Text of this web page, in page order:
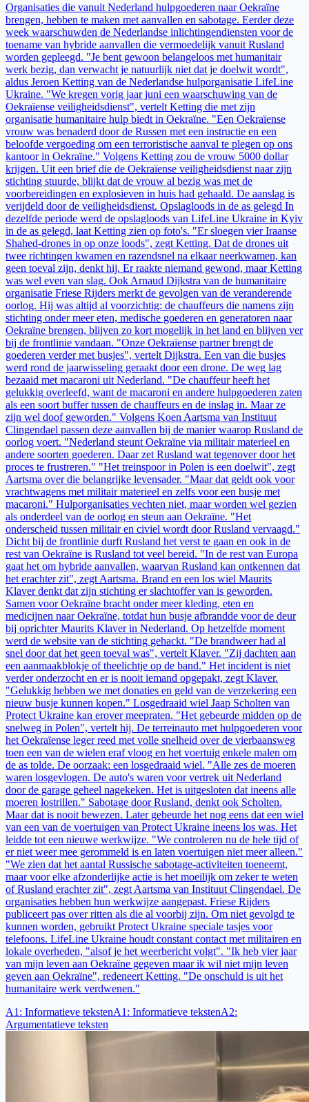
Organisaties die vanuit Nederland hulpgoederen naar Oekraïne
brengen, hebben te maken met aanvallen en sabotage. Eerder deze
week waarschuwden de Nederlandse inlichtingendiensten voor de
toename van hybride aanvallen die vermoedelijk vanuit Rusland
worden gepleegd. "Je bent gewoon belangeloos met humanitair
werk bezig, dan verwacht je natuurlijk niet dat je doelwit wordt",
aldus Jeroen Ketting van de Nederlandse hulporganisatie LifeLine
Ukraine. "We kregen vorig jaar juni een waarschuwing van de
Oekraïense veiligheidsdienst", vertelt Ketting die met zijn
organisatie humanitaire hulp biedt in Oekraïne. "Een Oekraïense
vrouw was benaderd door de Russen met een instructie en een
beloofde vergoeding om een terroristische aanval te plegen op ons
kantoor in Oekraïne." Volgens Ketting zou de vrouw 5000 dollar
krijgen. Uit een brief die de Oekraïense veiligheidsdienst naar zijn
stichting stuurde, blijkt dat de vrouw al bezig was met de
voorbereidingen en explosieven in huis had gehaald. De aanslag is
verijdeld door de veiligheidsdienst. Opslagloods in de as gelegd In
dezelfde periode werd de opslagloods van LifeLine Ukraine in Kyiv
in de as gelegd, laat Ketting zien op foto's. "Er sloegen vier Iraanse
Shahed-drones in op onze loods", zegt Ketting. Dat de drones uit
twee richtingen kwamen en razendsnel na elkaar neerkwamen, kan
geen toeval zijn, denkt hij. Er raakte niemand gewond, maar Ketting
was wel even van slag. Ook Arnaud Dijkstra van de humanitaire
organisatie Friese Rijders merkt de gevolgen van de veranderende
oorlog. Hij was altijd al voorzichtig: de chauffeurs die namens zijn
stichting onder meer eten, medische goederen en generatoren naar
Oekraïne brengen, blijven zo kort mogelijk in het land en blijven ver
bij de frontlinie vandaan. "Onze Oekraïense partner brengt de
goederen verder met busjes", vertelt Dijkstra. Een van die busjes
werd rond de jaarwisseling geraakt door een drone. De weg lag
bezaaid met macaroni uit Nederland. "De chauffeur heeft het
gelukkig overleefd, want de macaroni en andere hulpgoederen zaten
als een soort buffer tussen de chauffeurs en de inslag in. Maar ze
zijn wel doof geworden." Volgens Koen Aartsma van Instituut
Clingendael passen deze aanvallen bij de manier waarop Rusland de
oorlog voert. "Nederland steunt Oekraïne via militair materieel en
andere soorten goederen. Daar zet Rusland wat tegenover door het
proces te frustreren." "Het treinspoor in Polen is een doelwit", zegt
Aartsma over die belangrijke levensader. "Maar dat geldt ook voor
vrachtwagens met militair materieel en zelfs voor een busje met
macaroni." Hulporganisaties vechten niet, maar worden wel gezien
als onderdeel van de oorlog en steun aan Oekraïne. "Het
onderscheid tussen militair en civiel wordt door Rusland vervaagd."
Dicht bij de frontlinie durft Rusland het verst te gaan en ook in de
rest van Oekraïne is Rusland tot veel bereid. "In de rest van Europa
gaat het om hybride aanvallen, waarvan Rusland kan ontkennen dat
het erachter zit", zegt Aartsma. Brand en een los wiel Maurits
Klaver denkt dat zijn stichting er slachtoffer van is geworden.
Samen voor Oekraïne bracht onder meer kleding, eten en
medicijnen naar Oekraïne, totdat hun busje afbrandde voor de deur
bij oprichter Maurits Klaver in Nederland. Op hetzelfde moment
werd de website van de stichting gehackt. "De brandweer had al
snel door dat het geen toeval was", vertelt Klaver. "Zij dachten aan
een aanmaakblokje of theelichtje op de band." Het incident is niet
verder onderzocht en er is nooit iemand opgepakt, zegt Klaver.
"Gelukkig hebben we met donaties en geld van de verzekering een
nieuw busje kunnen kopen." Losgedraaid wiel Jaap Scholten van
Protect Ukraine kan erover meepraten. "Het gebeurde midden op de
snelweg in Polen", vertelt hij. De terreinauto met hulpgoederen voor
het Oekraïense leger reed met volle snelheid over de vierbaansweg
toen een van de wielen eraf vloog en het voertuig enkele malen om
de as tolde. De oorzaak: een losgedraaid wiel. "Alle zes de moeren
waren losgevlogen. De auto's waren voor vertrek uit Nederland
door de garage geheel nagekeken. Het is uitgesloten dat ineens alle
moeren lostrillen." Sabotage door Rusland, denkt ook Scholten.
Maar dat is nooit bewezen. Later gebeurde het nog eens dat een wiel
van een van de voertuigen van Protect Ukraine ineens los was. Het
leidde tot een nieuwe werkwijze. "We controleren nu de hele tijd of
er niet weer mee gerommeld is en laten voertuigen niet meer alleen."
"We zien dat het aantal Russische sabotage-activiteiten toeneemt,
maar voor elke afzonderlijke actie is het moeilijk om zeker te weten
of Rusland erachter zit", zegt Aartsma van Instituut Clingendael. De
organisaties hebben hun werkwijze aangepast. Friese Rijders
publiceert pas over ritten als die al voorbij zijn. Om niet gevolgd te
kunnen worden, gebruikt Protect Ukraine speciale tasjes voor
telefoons. LifeLine Ukraine houdt constant contact met militairen en
lokale overheden, "alsof je het weerbericht volgt". "Ik heb vier jaar
van mijn leven aan Oekraïne gegeven maar ik wil niet mijn leven
geven aan Oekraïne", redeneert Ketting. "De onschuld is uit het
humanitaire werk verdwenen."
A1 : Informatieve tekstenA1 : Informatieve tekstenA2:
Argumentatieve teksten